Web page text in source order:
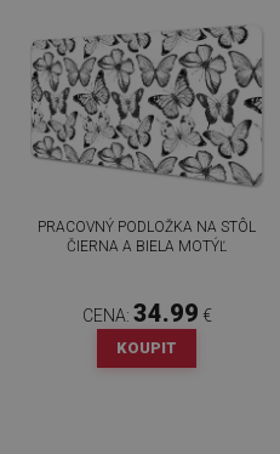
PRACOVNÝ PODLOŽKA NA STÔL
ČIERNA A BIELA MOTÝĽ
CENA: 34.99 €
KOUPIT